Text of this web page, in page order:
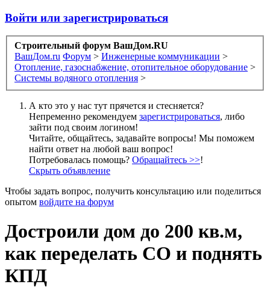
Войти или зарегистрироваться
Строительный форум ВашДом.RU
ВашДом.ru Форум > Инженерные коммуникации >
Отопление, газоснабжение, отопительное оборудование >
Системы водяного отопления >
А кто это у нас тут прячется и стесняется?
Непременно рекомендуем зарегистрироваться, либо
зайти под своим логином!
Читайте, общайтесь, задавайте вопросы! Мы поможем
найти ответ на любой ваш вопрос!
Потребовалась помощь? Обращайтесь >>!
Скрыть объявление
Чтобы задать вопрос, получить консультацию или поделиться
опытом войдите на форум
Достроили дом до 200 кв.м,
как переделать СО и поднять
КПД